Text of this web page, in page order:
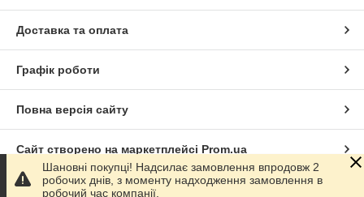
Доставка та оплата
Графік роботи
Повна версія сайту
Сайт створено на маркетплейсі Prom.ua
Політика конфіденційності
Шановні покупці! Надсилає замовлення впродовж 2
робочих днів, з моменту надходження замовлення в
робочий час компанії.